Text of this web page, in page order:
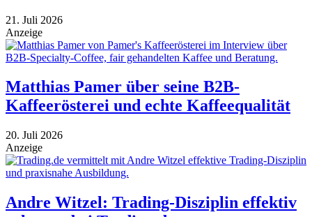
21. Juli 2026
Anzeige
Matthias Pamer über seine B2B-
Kaffeerösterei und echte Kaffeequalität
20. Juli 2026
Anzeige
Andre Witzel: Trading-Disziplin effektiv